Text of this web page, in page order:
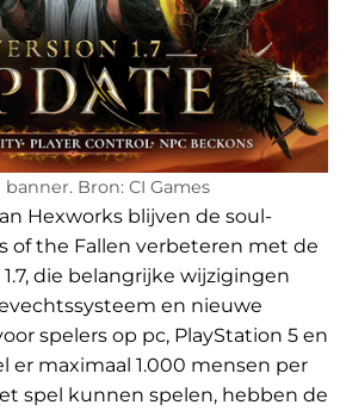
Bron: CI Games
Hexworks blijven de soul-
of the Fallen verbeteren met de
die belangrijke wijzigingen
en nieuwe
spelers op pc, PlayStation 5 en
er maximaal 1.000 mensen per
spel kunnen spelen, hebben de